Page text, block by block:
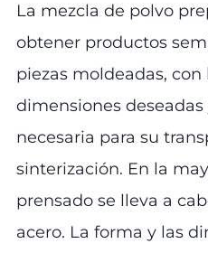
La mezcla de polvo
obtener productos
piezas moldeadas,
dimensiones deseadas
necesaria para su
sinterización. En la
prensado se lleva a
acero. La forma y las